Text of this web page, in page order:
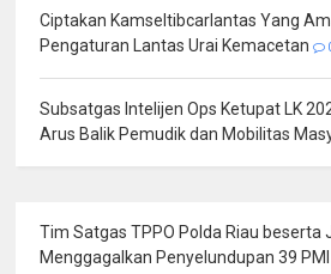
Ciptakan Kamseltibcarlantas Yang
Pengaturan Lantas Urai Kemacetan
Subsatgas Intelijen Ops Ketupat LK
Arus Balik Pemudik dan Mobilitas
Tim Satgas TPPO Polda Riau beserta
Menggagalkan Penyelundupan 39 PMI